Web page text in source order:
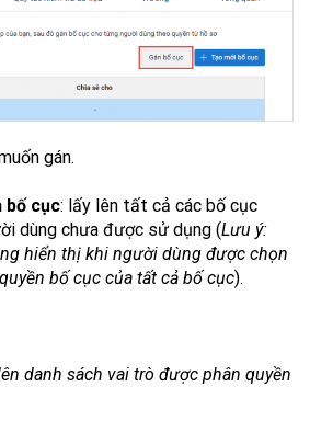
gán.
bố cục: lấy lên tất cả các bố cục
dùng chưa được sử dụng (Lưu ý:
hiển thị khi người dùng được chọn
bố cục của tất cả bố cục).
danh sách vai trò được phân quyền